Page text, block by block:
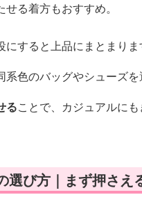
る着方もおすすめ。
すると上品にまとまりま
色のバッグやシューズを
ることで、カジュアルに
び方｜まず押さえ